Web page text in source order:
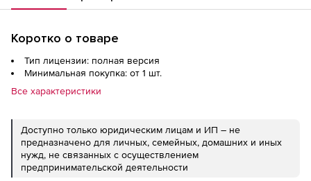
Коротко о товаре
Тип лицензии: полная версия
Минимальная покупка: от 1 шт.
Все характеристики
Доступно только юридическим лицам и ИП – не
предназначено для личных, семейных, домашних и иных
нужд, не связанных с осуществлением
предпринимательской деятельности